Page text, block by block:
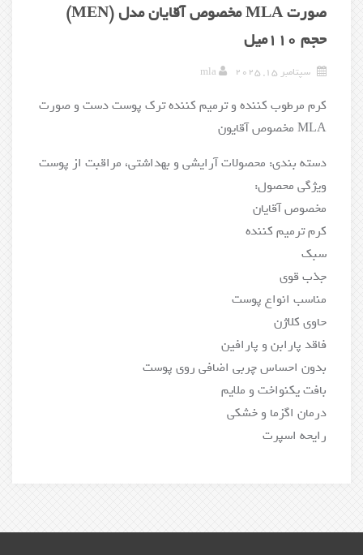
صورت MLA مخصوص آقایان مدل (MEN)
حجم 110میل
سپتامبر 15, 2025 mla
کرم مرطوب کننده و ترمیم کننده ترک پوست دست و صورت
MLA مخصوص آقایون
دسته بندی: محصولات آرایشی و بهداشتی، مراقبت از پوست
ویژگی محصول:
مخصوص آقایان
کرم ترمیم کننده
سبک
جذب قوی
مناسب انواع پوست
حاوی کلاژن
فاقد پارابن و پارافین
بدون احساس چربی اضافی روی پوست
بافت یکنواخت و ملایم
درمان اگزما و خشکی
رایحه اسپرت